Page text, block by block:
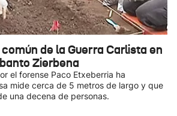
de la Guerra Carlista en
Zierbena
el forense Paco Etxeberria ha
mide cerca de 5 metros de largo y que
una decena de personas.